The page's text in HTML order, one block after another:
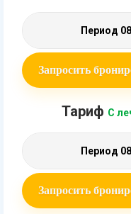
Период
Запросить
Тариф С
Период
Запросить